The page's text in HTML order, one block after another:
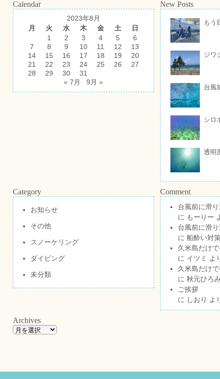
Calendar
2023年8月
月
火 水 木 金 土
日
1
2 3 4 5
6
7
8 9 10 11 12
13
14
15 16 17 18 19
20
21
22 23 24 25 26
27
28
29 30
31
« 7月
9月 »
New Posts
もう
ジワ
台風
シロ
透明
Category
お知らせ
その他
スノーケリング
ダイビング
未分類
Comment
台風前に滑
に もーりー
台風前に滑
に 船酔い対
久米島だけ
に イツミ
よ
久米島だけ
に 秋元ひろ
ご挨拶
に しおり よ
Archives